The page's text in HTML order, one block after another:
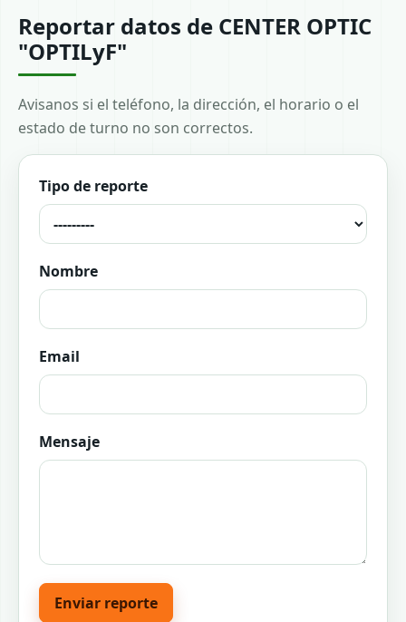
Reportar datos de CENTER OPTIC
"OPTILyF"
Avisanos si el teléfono, la dirección, el horario o el
estado de turno no son correctos.
Tipo de reporte
Nombre
Email
Mensaje
Enviar reporte